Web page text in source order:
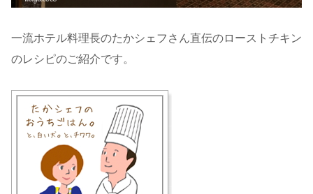
一流ホテル料理長のたかシェフさん直伝のローストチキン
のレシピのご紹介です。